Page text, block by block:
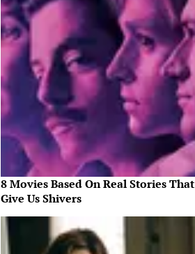
8 Movies Based On Real Stories That
Give Us Shivers